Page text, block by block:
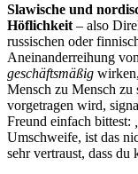
Slawische und
Höflichkeit – also
russischen oder
Aneinanderreihung
geschäftsmäßig
Mensch zu Mensch
vorgetragen wird,
Freund einfach bittest:
Umschweife, ist das
sehr vertraust, dass du